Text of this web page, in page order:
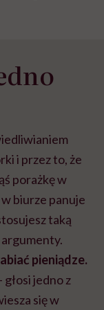
i przez to, że
porażkę w
biurze panuje
taką
pieniądze.
głosi jedno z
się w